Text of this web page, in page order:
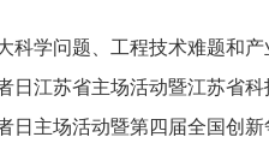
科学问题、工程技术难题和
日江苏省主场活动暨江苏省
日主场活动暨第四届全国创